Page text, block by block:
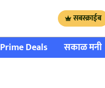
सबस्क्राईब
Prime Deals सकाळ मनी